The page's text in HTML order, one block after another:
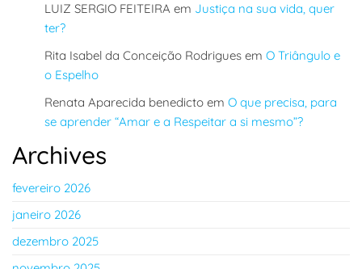
LUIZ SERGIO FEITEIRA em Justiça na sua vida, quer
ter?
Rita Isabel da Conceição Rodrigues em O Triângulo e
o Espelho
Renata Aparecida benedicto em O que precisa, para
se aprender “Amar e a Respeitar a si mesmo”?
Archives
fevereiro 2026
janeiro 2026
dezembro 2025